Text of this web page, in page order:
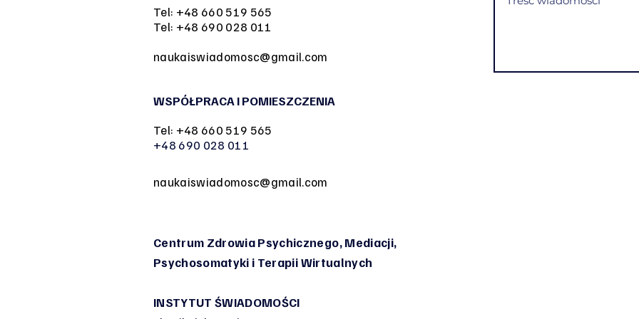
Tel: +48 660 519 565
Tel: +48 690 028 011
naukaiswiadomosc@gmail.com
WSPÓŁPRACA I POMIESZCZENIA
Tel: +48 660 519 565
+48 690 028 011
naukaiswiadomosc@gmail.com
Centrum Zdrowia Psychicznego, Mediacji,
Psychosomatyki i Terapii Wirtualnych
INSTYTUT ŚWIADOMOŚCI